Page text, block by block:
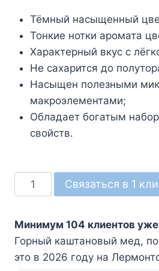
Тёмный насыщенный
Тонкие нотки аромата
Характерный вкус с
Не сахарится до
Насыщен полезными
макроэлементами;
Обладает богатым
свойств.
Количество
товара
каштановый
мед
Связаться в 1
Минимум 104 клиентов
Горный каштановый мед,
это в 2026 году на